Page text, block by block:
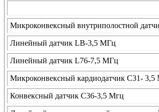
Микроконвексный внутриполостной
Линейный датчик LB-3,5 МГц
Линейный датчик L76-7,5 МГц
Микроконвексный кардиодатчик С31-
Конвексный датчик С36-3,5 Мгц